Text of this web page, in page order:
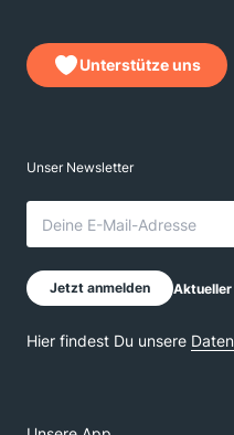
Unterstütze uns